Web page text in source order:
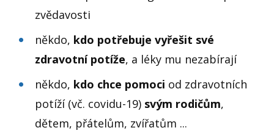
zvědavosti
někdo, kdo potřebuje vyřešit své
zdravotní potíže, a léky mu nezabírají
někdo, kdo chce pomoci od zdravotních
potíží (vč. covidu-19) svým rodičům,
dětem, přátelům, zvířatům ...